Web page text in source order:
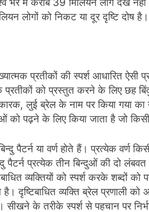
भर में करीब 39 मिलियन लोग देख
लोगों को निकट या दूर दृष्टि दोष है।
प्रतीकों की स्पर्श आधारित
प्रतीकों को प्रस्तुत करने के लिए छह
लुई ब्रेल के नाम पर किया गया का
को पढ़ने के लिए किया जाता है जो किसी
पैटर्न या वर्ण होते हैं। प्रत्येक वर्ण
पैटर्न प्रत्येक तीन बिन्दुओं की दो
व्यक्तियों को स्पर्श करके शब्दों
है। दृष्टिबाधित व्यक्ति ब्रेल प्रणाली
सीखने के तरीके स्पर्श से पहचान पर